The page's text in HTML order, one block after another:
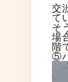
交
て
そ
場
階
⑤